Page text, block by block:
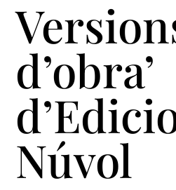
d’obra’
Núvol